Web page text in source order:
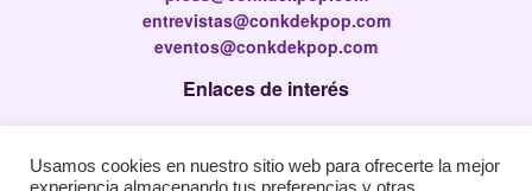
entrevistas@conkdekpop.com
eventos@conkdekpop.com
Enlaces de interés
Política de privacidad
Usamos cookies en nuestro sitio web para ofrecerte la mejor